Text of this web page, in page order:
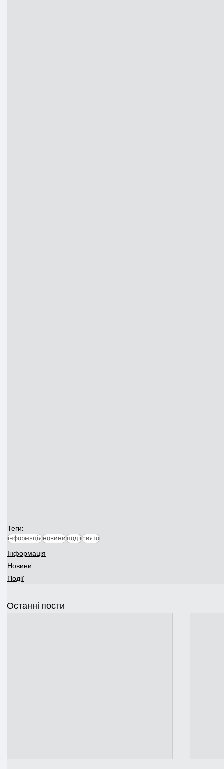
Теги:
інформаціяновиниподіїсвято
Інформація
Новини
Події
Останні пости